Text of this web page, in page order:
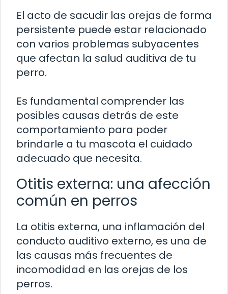
El acto de sacudir las orejas de forma
persistente puede estar relacionado
con varios problemas subyacentes
que afectan la salud auditiva de tu
perro.
Es fundamental comprender las
posibles causas detrás de este
comportamiento para poder
brindarle a tu mascota el cuidado
adecuado que necesita.
Otitis externa: una afección
común en perros
La otitis externa, una inflamación del
conducto auditivo externo, es una de
las causas más frecuentes de
incomodidad en las orejas de los
perros.